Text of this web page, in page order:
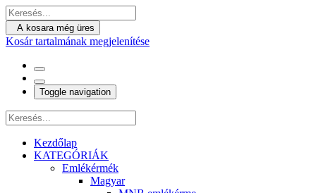
A kosara még üres
Kosár tartalmának megjelenítése
Toggle navigation
Kezdőlap
KATEGÓRIÁK
Emlékérmék
Magyar